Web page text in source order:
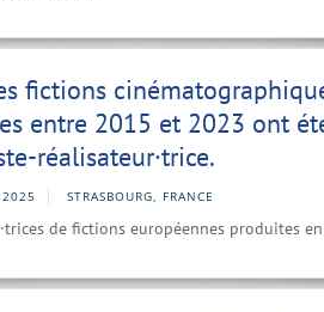
fictions
entre 2015 et 2023 ont
réalisateur·trice.
2025 STRASBOURG, FRANCE
de fictions européennes produites